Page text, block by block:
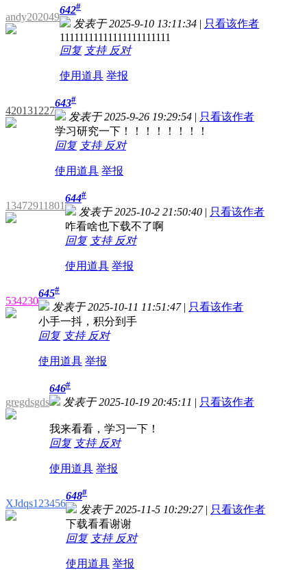
andy202049
642#
发表于 2025-9-10 13:11:34 | 只看该作者
11111111111111111111111
回复 支持 反对
使用道具 举报
420131227
643#
发表于 2025-9-26 19:29:54 | 只看该作者
学习研究一下！！！！！！！！
回复 支持 反对
使用道具 举报
13472911801
644#
发表于 2025-10-2 21:50:40 | 只看该作者
咋看啥也下载不了啊
回复 支持 反对
使用道具 举报
534230
645#
发表于 2025-10-11 11:51:47 | 只看该作者
小手一抖，积分到手
回复 支持 反对
使用道具 举报
gregdsgds
646#
发表于 2025-10-19 20:45:11 | 只看该作者
我来看看，学习一下！
回复 支持 反对
使用道具 举报
XJdqs123456
648#
发表于 2025-11-5 10:29:27 | 只看该作者
下载看看谢谢
回复 支持 反对
使用道具 举报